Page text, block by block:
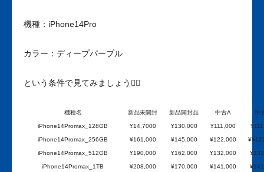
機種：iPhone14Pro
カラー：ディープパープル
という条件で見てみましょう🕵️‍♀️
機種名 新品未開封 新品開封品 中古A 中
iPhone14Promax_128GB ¥14,7000 ¥130,000 ¥111,000
iPhone14Promax_256GB ¥161,000 ¥145,000 ¥122,000
iPhone14Promax_512GB ¥190,000 ¥162,000 ¥132,000
iPhone14Promax_1TB ¥208,000 ¥170,000 ¥141,000